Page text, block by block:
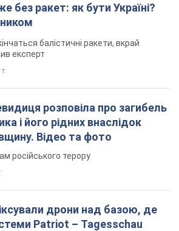
без ракет: як бути Україні?
балістичні ракети, вкрай
експерт
розповіла про загибель
і його рідних внаслідок
Відео та фото
російського терору
дрони над базою, де
Patriot – Tagesschau